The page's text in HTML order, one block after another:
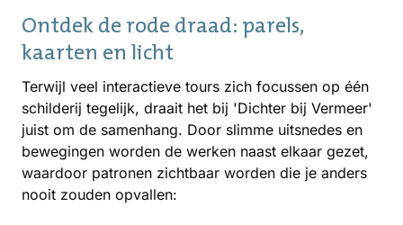
Ontdek de rode draad: parels,
kaarten en licht
Terwijl veel interactieve tours zich focussen op één
schilderij tegelijk, draait het bij 'Dichter bij Vermeer'
juist om de samenhang. Door slimme uitsnedes en
bewegingen worden de werken naast elkaar gezet,
waardoor patronen zichtbaar worden die je anders
nooit zouden opvallen: